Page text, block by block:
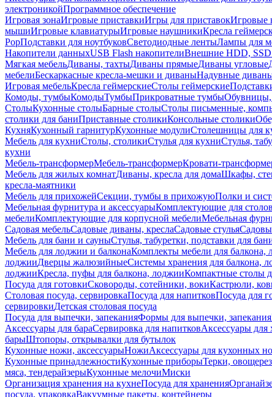
электроникойПрограммное обеспечение
Игровая зонаИгровые приставкиИгры для приставокИгровые
мышиИгровые клавиатурыИгровые наушникиКресла
PopПодставки для ноутбуковСветодиодные лентыЛампы для
Накопители данныхUSB Flash накопителиВнешние HDD, SSD
Мягкая мебельДиваны, тахтыДиваны прямыеДиваны угловые
мебелиБескаркасные кресла-мешки и диваныНадувные
Игровая мебельКресла геймерскиеСтолы геймерские
Комоды, тумбыКомодыТумбыПрикроватные тумбы
СтолыКухонные столыБарные столыСтолы письменные,
столики для баниПриставные столикиКонсольные столики
КухняКухонный гарнитурКухонные модулиСтолешницы для
Мебель для кухниСтолы, столикиСтулья для кухниСтулья,
кухни
Мебель-трансформерМебель-трансформерКровати-
Мебель для жилых комнатДиваны, кресла для домаШкафы,
кресла-маятники
Мебель для прихожейСекции, тумбы в прихожуюПолки и
Мебельная фурнитура и аксессуарыКомплектующие для столов
мебелиКомплектующие для корпусной мебелиМебельная
Садовая мебельСадовые диваны, креслаСадовые стулья
Мебель для бани и сауныСтулья, табуретки, подставки для
Мебель для лоджии и балконаКомплекты мебели для балкона,
лоджииДверцы жалюзийныеСистемы хранения для балкона,
лоджииКресла, пуфы для балкона, лоджииКомпактные столы
Посуда для готовкиСковороды, сотейники, вокиКастрюли,
Столовая посуда, сервировкаПосуда для напитковПосуда для
сервировкиДетская столовая посуда
Посуда для выпечки, запеканияФормы для выпечки, запекания
Аксессуары для бараСервировка для напитковАксессуары для
барыШтопоры, открывалки для бутылок
Кухонные ножи, аксессуарыНожиАксессуары для кухонных
Кухонные принадлежностиКухонные приборыТерки,
мяса, тендерайзерыКухонные мелочиМиски
Организация хранения на кухнеПосуда для хранения
посуда, упаковкаВакуумные пакеты, контейнеры